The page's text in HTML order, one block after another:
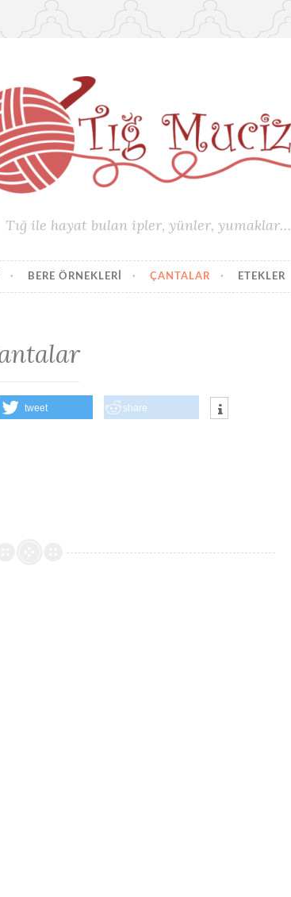
Tığ ile hayat bulan ipler, yünler, yumaklar…
BERE ÖRNEKLERI ÇANTALAR ETEKLER
tweet share